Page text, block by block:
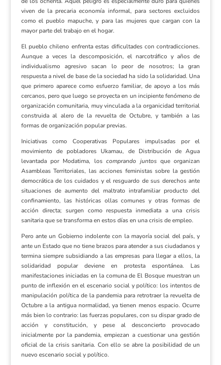
viven de la precaria economía informal, para sectores excluidos
como el pueblo mapuche, y para las mujeres que cargan con la
mayor parte del trabajo en el hogar.
El pueblo chileno enfrenta estas dificultades con contradicciones.
Aunque a veces la descomposición, el narcotráfico y años de
individualismo agresivo sacan lo peor de nosotros; la gran
respuesta a nivel de base de la sociedad ha sido la solidaridad. Una
que primero aparece como esfuerzo familiar, de apoyo a los más
cercanos, pero que luego se proyecta en un incipiente fenómeno de
organización comunitaria, muy vinculada a la organicidad territorial
construida al alero de la revuelta de Octubre, y también a las
formas de organización popular previas.
Iniciativas como Cooperativas Populares impulsadas por el
movimiento de pobladores Ukamau, de Distribución de Agua
levantada por Modatima, loscomprando juntosque organizan
Asambleas Territoriales, las acciones feministas sobre la gestión
democrática de los cuidados y el resguardo de sus derechos ante
situaciones de aumento del maltrato intrafamiliar producto del
confinamiento, las históricas ollas comunes y otras formas de
acción directa; surgen como respuesta inmediata a una crisis
sanitaria que se transforma en estos días en una crisis de empleo.
Pero ante un Gobierno indolente con la mayoría social del país, y
ante un Estado que no tiene brazos para atender a sus ciudadanos y
termina siempre subsidiando a las empresas para llegar a ellos, la
solidaridad popular deviene en protesta espontánea. Las
manifestaciones iniciadas en la comuna de El Bosque muestran un
punto de inflexión en el escenario social y político: los intentos de
manipulación política de la pandemia para retrotraer la revuelta de
Octubre a la antigua normalidad, ya tienen menos espacio. Ocurre
más bien lo contrario: las fuerzas populares, con su dispar grado de
acción y constitución, y pese al desconcierto provocado
inicialmente por la pandemia, empiezan a cuestionar una gestión
oficial de la crisis sanitaria. Con ello se abre la posibilidad de un
nuevo escenario social y político.